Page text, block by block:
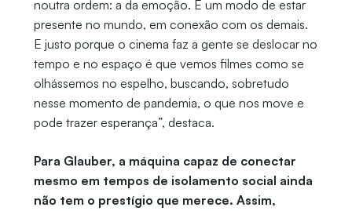
noutra ordem: a da emoção. É um modo de estar
presente no mundo, em conexão com os demais.
E justo porque o cinema faz a gente se deslocar no
tempo e no espaço é que vemos filmes como se
olhássemos no espelho, buscando, sobretudo
nesse momento de pandemia, o que nos move e
pode trazer esperança”, destaca.
Para Glauber, a máquina capaz de conectar
mesmo em tempos de isolamento social ainda
não tem o prestígio que merece. Assim,